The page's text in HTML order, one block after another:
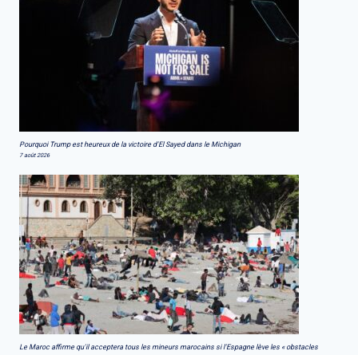
Pourquoi Trump est heureux de la victoire d'El Sayed dans le Michigan
7 août 2026
Le Maroc affirme qu'il acceptera tous les mineurs marocains si l'Espagne lève les « obstacles